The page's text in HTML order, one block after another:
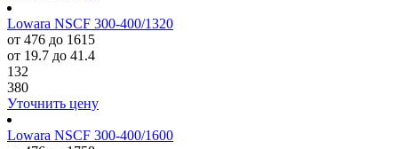
Lowara NSCF 300-400/1320
от 476 до 1615
от 19.7 до 41.4
132
380
Уточнить цену
Lowara NSCF 300-400/1600